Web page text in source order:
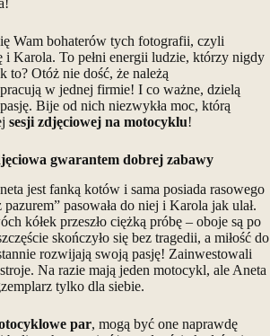
Wam bohaterów tych fotografii, czyli
i Karola. To pełni energii ludzie, którzy nigdy
to? Otóż nie dość, że należą
w jednej firmie! I co ważne, dzielą
Bije od nich niezwykła moc, którą
sesji zdjęciowej na motocyklu!
gwarantem dobrej zabawy
jest fanką kotów i sama posiada rasowego
pazurem” pasowała do niej i Karola jak ulał.
kółek przeszło ciężką próbę – oboje są po
skończyło się bez tragedii, a miłość do
rozwijają swoją pasję! Zainwestowali
Na razie mają jeden motocykl, ale Aneta
tylko dla siebie.
par, mogą być one naprawdę